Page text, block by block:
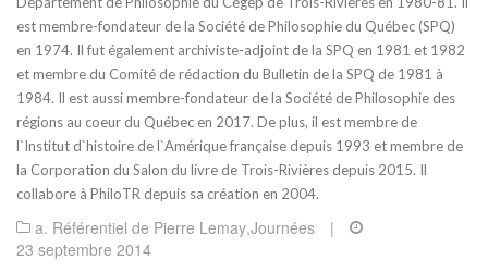
est membre-fondateur de la Société de Philosophie du Québec (SPQ)
en 1974. Il fut également archiviste-adjoint de la SPQ en 1981 et 1982
et membre du Comité de rédaction du Bulletin de la SPQ de 1981 à
1984. Il est aussi membre-fondateur de la Société de Philosophie des
régions au coeur du Québec en 2017. De plus, il est membre de
l`Institut d`histoire de l`Amérique française depuis 1993 et membre de
la Corporation du Salon du livre de Trois-Rivières depuis 2015. Il
collabore à PhiloTR depuis sa création en 2004.
a. Référentiel de Pierre Lemay,Journées
|
23 septembre 2014